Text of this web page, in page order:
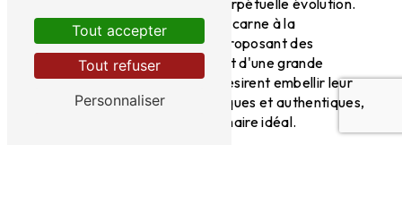
Le Bois dans tous ses États incarne à la
perfection cet héritage, en proposant des
créations d'une rare qualité et d'une grande
beauté. Pour tous ceux qui désirent embellir leur
intérieur avec des pièces uniques et authentiques,
cette entreprise est le partenaire idéal.
Tout accepter
Tout refuser
Personnaliser